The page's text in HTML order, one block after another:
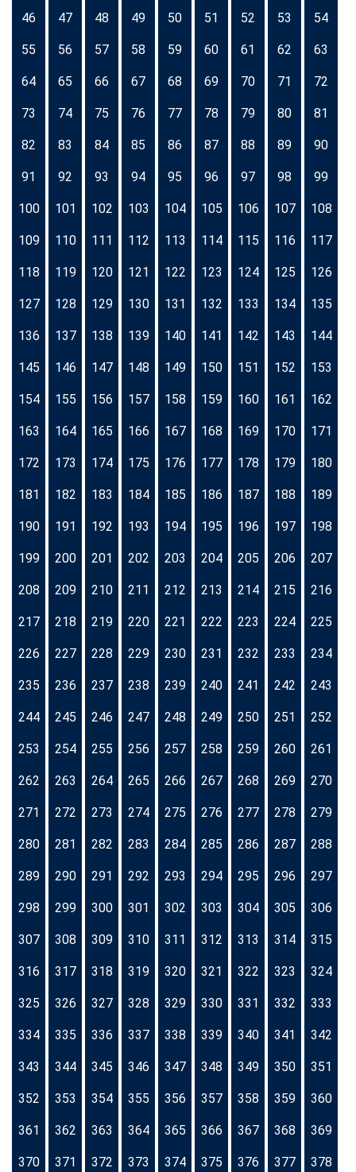
46 47 48 49 50 51 52 53 54
55 56 57 58 59 60 61 62 63
64 65 66 67 68 69 70 71 72
73 74 75 76 77 78 79 80 81
82 83 84 85 86 87 88 89 90
91 92 93 94 95 96 97 98 99
100 101 102 103 104 105 106 107 108
109 110 111 112 113 114 115 116 117
118 119 120 121 122 123 124 125 126
127 128 129 130 131 132 133 134 135
136 137 138 139 140 141 142 143 144
145 146 147 148 149 150 151 152 153
154 155 156 157 158 159 160 161 162
163 164 165 166 167 168 169 170 171
172 173 174 175 176 177 178 179 180
181 182 183 184 185 186 187 188 189
190 191 192 193 194 195 196 197 198
199 200 201 202 203 204 205 206 207
208 209 210 211 212 213 214 215 216
217 218 219 220 221 222 223 224 225
226 227 228 229 230 231 232 233 234
235 236 237 238 239 240 241 242 243
244 245 246 247 248 249 250 251 252
253 254 255 256 257 258 259 260 261
262 263 264 265 266 267 268 269 270
271 272 273 274 275 276 277 278 279
280 281 282 283 284 285 286 287 288
289 290 291 292 293 294 295 296 297
298 299 300 301 302 303 304 305 306
307 308 309 310 311 312 313 314 315
316 317 318 319 320 321 322 323 324
325 326 327 328 329 330 331 332 333
334 335 336 337 338 339 340 341 342
343 344 345 346 347 348 349 350 351
352 353 354 355 356 357 358 359 360
361 362 363 364 365 366 367 368 369
370 371 372 373 374 375 376 377 378